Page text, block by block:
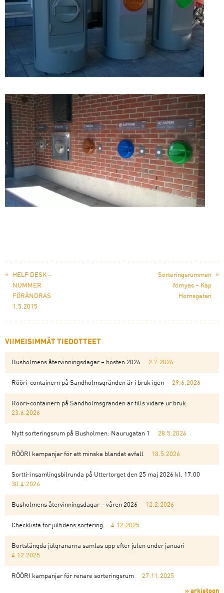
«
HELP DESK –
NUMMER
FÖRÄNDRAS
1.5.2015
Sorteringsrummen
förnyas – Kap
Hornsgatan
»
VIIMEISIMMÄT TIEDOTTEET
Busholmens återvinningsdagar – hösten 2026 2.7.2026
Rööri-containern på Sandholmsgränden är i bruk igen 29.6.2026
Rööri-containern på Sandholmsgränden är tills vidare ur bruk
23.6.2026
Nytt sorteringsrum på Busholmen: Naurugatan 1 28.5.2026
RÖÖRI kampanjar för att minska blandat avfall 18.5.2026
Sortti-insamlingsbilrunda på Uttertorget den 25 maj 2026 kl. 17.00
30.4.2026
Busholmens återvinningsdagar – våren 2026 12.2.2026
Checklista för jultidens sortering 4.12.2025
Bortslängda julgranarna samlas upp efter julen under januari
4.12.2025
RÖÖRI kampanjar för renare sorteringsrum 27.11.2025
» arkistoon